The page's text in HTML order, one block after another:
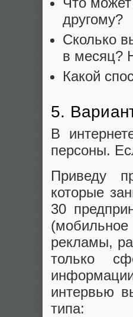
другому?
Сколько
в месяц?
Какой
5.
В
персоны.
Приведу
которые
30
рекламы,
только
интервью
типа: